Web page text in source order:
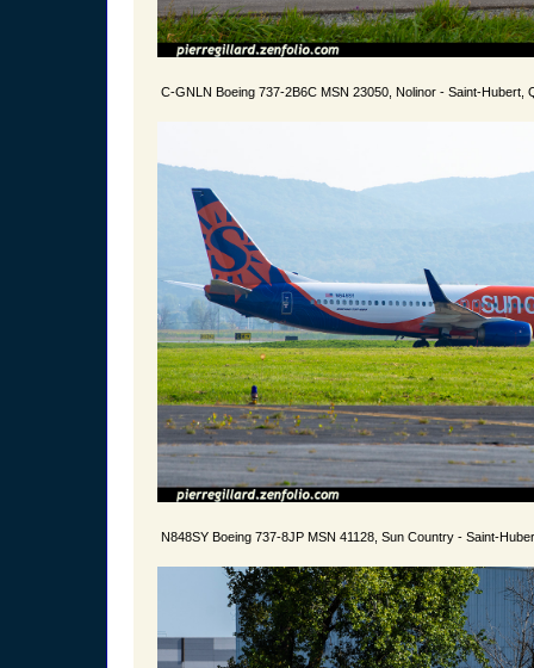
C-GNLN Boeing 737-2B6C MSN 23050, Nolinor - Saint-Hubert,
N848SY Boeing 737-8JP MSN 41128, Sun Country - Saint-